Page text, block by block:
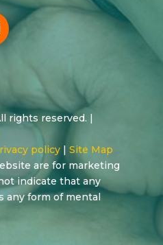
rights reserved. |
policy| Site Map
are for marketing
indicate that any
any form of mental